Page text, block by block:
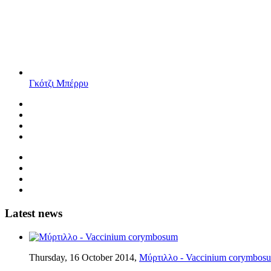
Γκότζι Μπέρρυ
Latest news
Thursday, 16 October 2014, Μύρτιλλο - Vaccinium